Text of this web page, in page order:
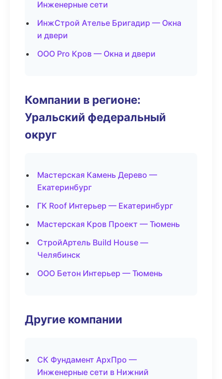
Инженерные сети
ИнжСтрой Ателье Бригадир — Окна
и двери
ООО Pro Кров — Окна и двери
Компании в регионе:
Уральский федеральный
округ
Мастерская Камень Дерево —
Екатеринбург
ГК Roof Интерьер — Екатеринбург
Мастерская Кров Проект — Тюмень
СтройАртель Build House —
Челябинск
ООО Бетон Интерьер — Тюмень
Другие компании
СК Фундамент АрхПро —
Инженерные сети в Нижний